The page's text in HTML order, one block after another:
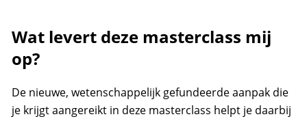
Wat levert deze masterclass mij
op?
De nieuwe, wetenschappelijk gefundeerde aanpak die
je krijgt aangereikt in deze masterclass helpt je daarbij